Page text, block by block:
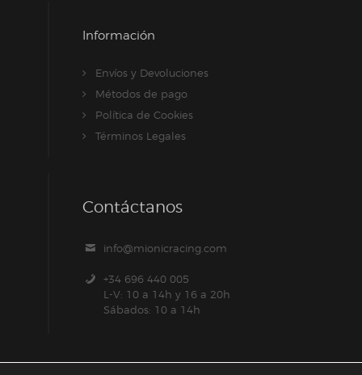
Información
Envíos y Devoluciones
Métodos de pago
Política de Cookies
Términos Legales
Contáctanos
info@mionicracing.com
+34 696 440 005
L-V: 10 a 14h y 16 a 20h
Sábados: 10 a 14h